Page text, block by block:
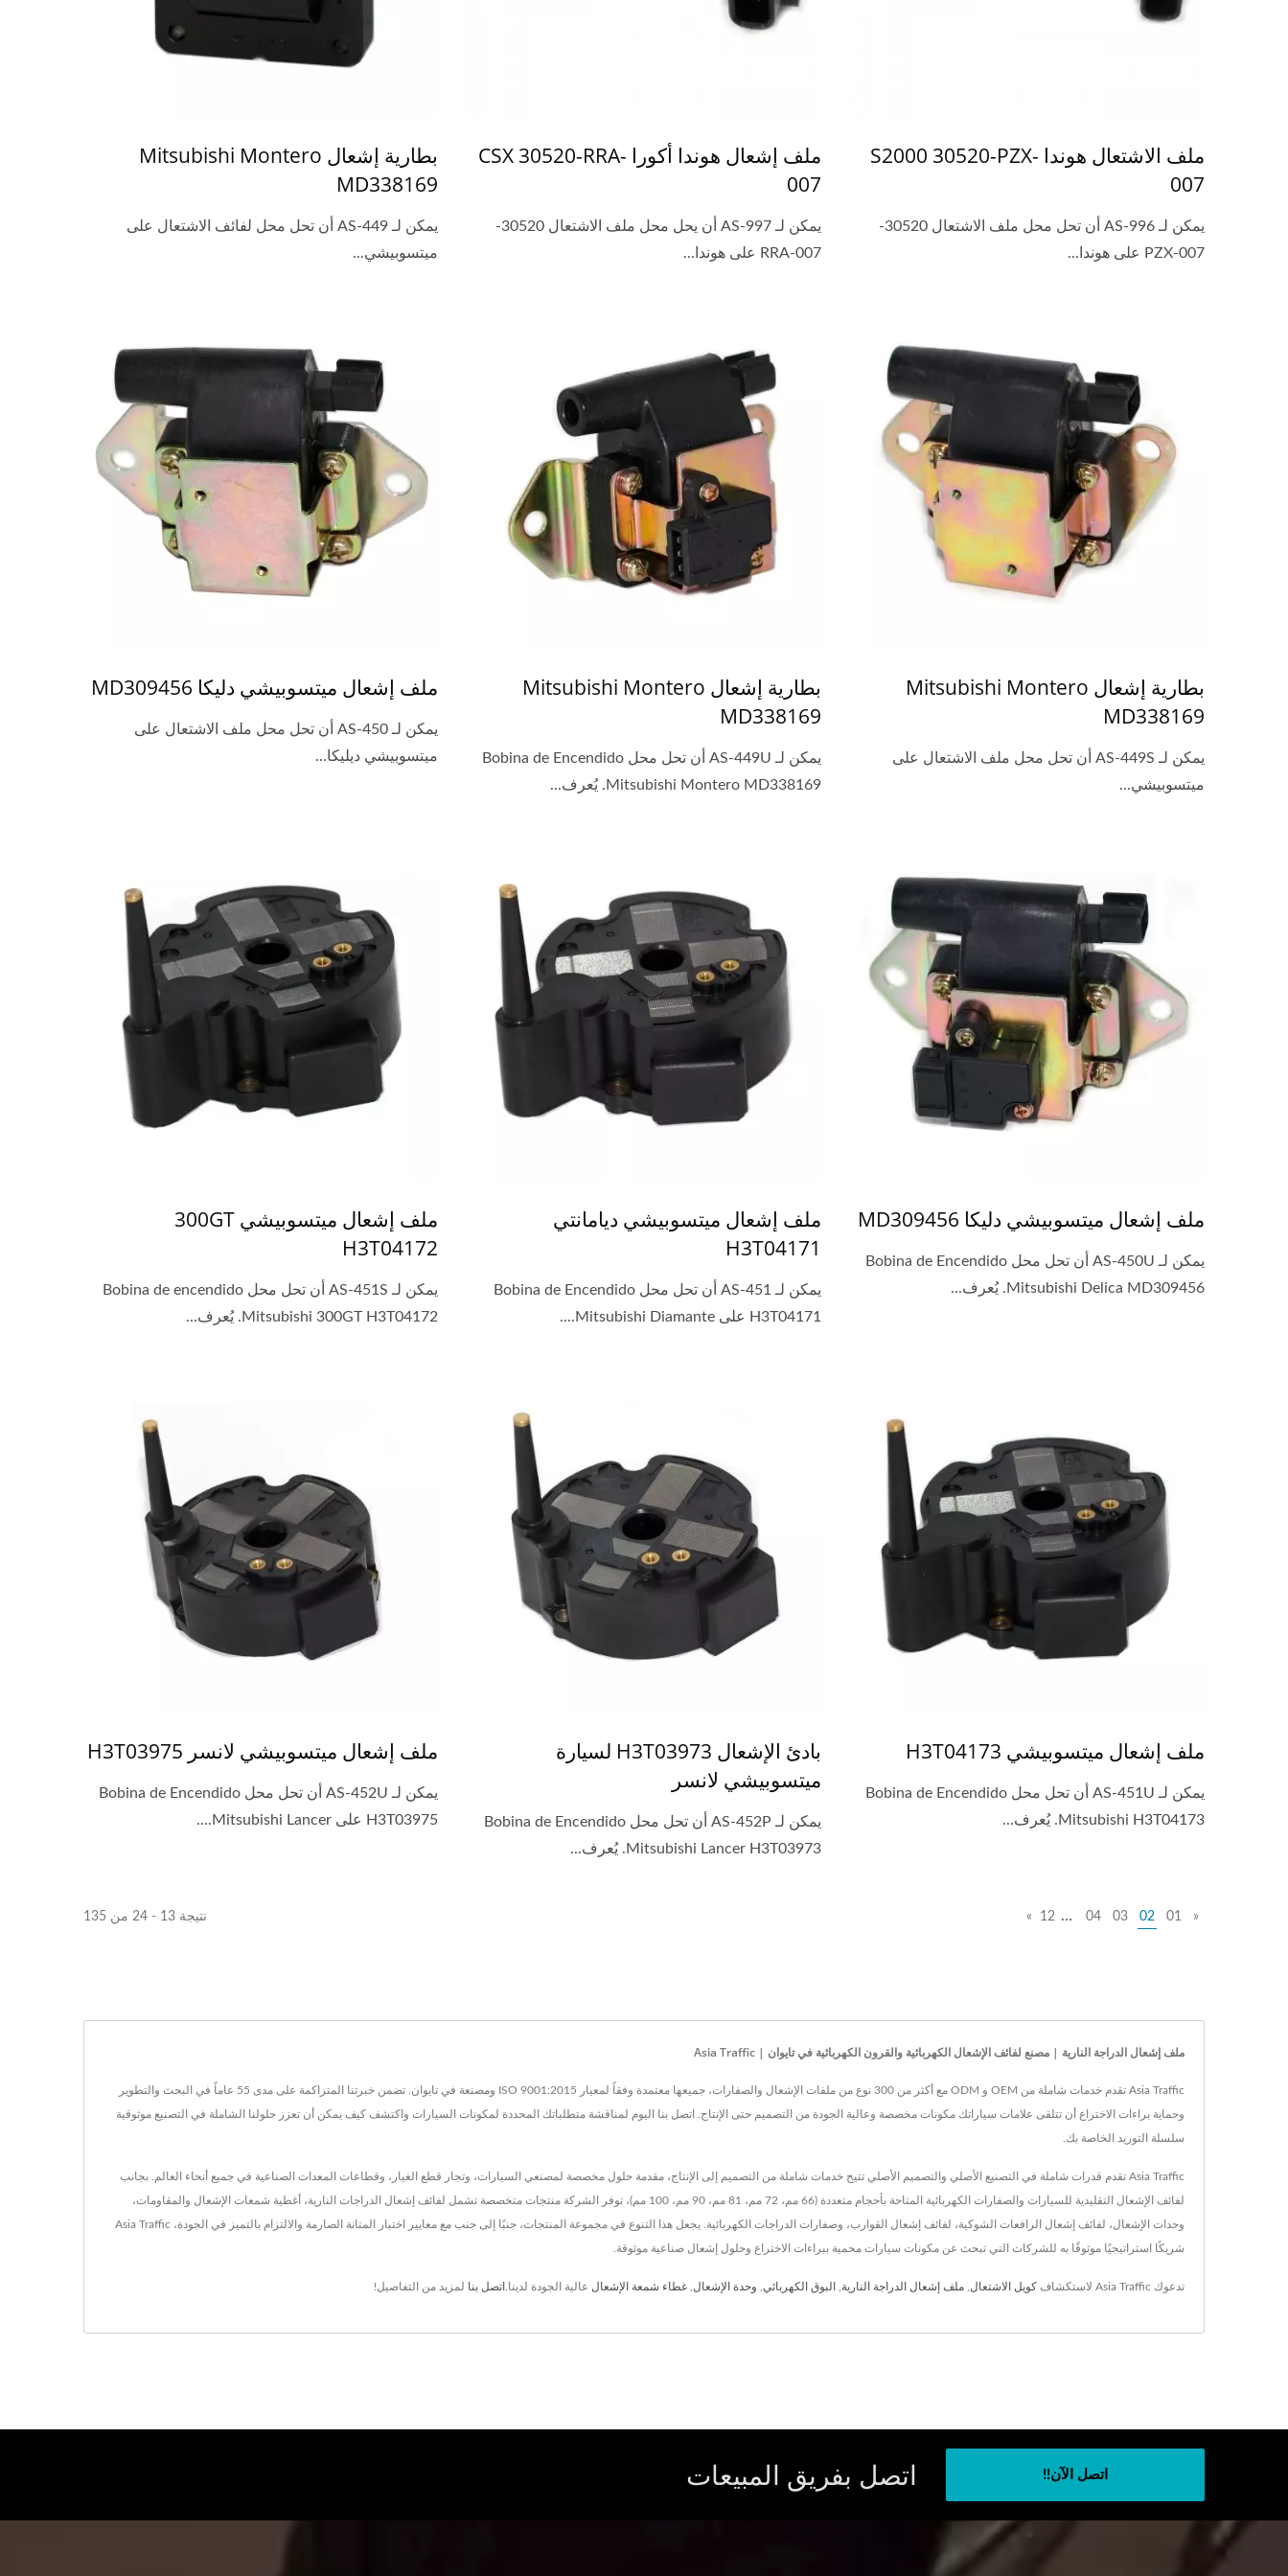
ملف الاشتعال هوندا S2000 30520-PZX-
007
يمكن لـ AS-996 أن تحل محل ملف الاشتعال 30520-
PZX-007 على هوندا...
ملف إشعال هوندا أكورا CSX 30520-RRA-
007
يمكن لـ AS-997 أن يحل محل ملف الاشتعال 30520-
RRA-007 على هوندا...
بطارية إشعال Mitsubishi Montero
MD338169
يمكن لـ AS-449 أن تحل محل لفائف الاشتعال على
ميتسوبيشي...
بطارية إشعال Mitsubishi Montero
MD338169
يمكن لـ AS-449S أن تحل محل ملف الاشتعال على
ميتسوبيشي...
بطارية إشعال Mitsubishi Montero
MD338169
يمكن لـ AS-449U أن تحل محل Bobina de Encendido
Mitsubishi Montero MD338169. يُعرف...
ملف إشعال ميتسوبيشي دليكا MD309456
يمكن لـ AS-450 أن تحل محل ملف الاشتعال على
ميتسوبيشي ديليكا...
ملف إشعال ميتسوبيشي دليكا MD309456
يمكن لـ AS-450U أن تحل محل Bobina de Encendido
Mitsubishi Delica MD309456. يُعرف...
ملف إشعال ميتسوبيشي ديامانتي
H3T04171
يمكن لـ AS-451 أن تحل محل Bobina de Encendido
H3T04171 على Mitsubishi Diamante....
ملف إشعال ميتسوبيشي 300GT
H3T04172
يمكن لـ AS-451S أن تحل محل Bobina de encendido
Mitsubishi 300GT H3T04172. يُعرف...
ملف إشعال ميتسوبيشي H3T04173
يمكن لـ AS-451U أن تحل محل Bobina de Encendido
Mitsubishi H3T04173. يُعرف...
بادئ الإشعال H3T03973 لسيارة
ميتسوبيشي لانسر
يمكن لـ AS-452P أن تحل محل Bobina de Encendido
Mitsubishi Lancer H3T03973. يُعرف...
ملف إشعال ميتسوبيشي لانسر H3T03975
يمكن لـ AS-452U أن تحل محل Bobina de Encendido
H3T03975 على Mitsubishi Lancer....
نتيجة 13 - 24 من 135 «
01
02
03
04
…
12
»
ملف إشعال الدراجة النارية | مصنع لفائف الإشعال الكهربائية والقرون الكهربائية في تايوان | Asia Traffic
Asia Traffic تقدم خدمات شاملة من OEM و ODM مع أكثر من 300 نوع من ملفات الإشعال والصفارات، جميعها معتمدة وفقاً لمعيار ISO 9001:2015 ومصنعة في تايوان. تضمن خبرتنا المتراكمة على مدى 55 عاماً في البحث والتطوير
وحماية براءات الاختراع أن تتلقى علامات سياراتك مكونات مخصصة وعالية الجودة من التصميم حتى الإنتاج. اتصل بنا اليوم لمناقشة متطلباتك المحددة لمكونات السيارات واكتشف كيف يمكن أن تعزز حلولنا الشاملة في التصنيع موثوقية
سلسلة التوريد الخاصة بك.
Asia Traffic تقدم قدرات شاملة في التصنيع الأصلي والتصميم الأصلي تتيح خدمات شاملة من التصميم إلى الإنتاج، مقدمة حلول مخصصة لمصنعي السيارات، وتجار قطع الغيار، وقطاعات المعدات الصناعية في جميع أنحاء العالم. بجانب
لفائف الإشعال التقليدية للسيارات والصفارات الكهربائية المتاحة بأحجام متعددة (66 مم، 72 مم، 81 مم، 90 مم، 100 مم)، توفر الشركة منتجات متخصصة تشمل لفائف إشعال الدراجات النارية، أغطية شمعات الإشعال والمقاومات،
وحدات الإشعال، لفائف إشعال الرافعات الشوكية، لفائف إشعال القوارب، وصفارات الدراجات الكهربائية. يجعل هذا التنوع في مجموعة المنتجات، جنبًا إلى جنب مع معايير اختبار المتانة الصارمة والالتزام بالتميز في الجودة، Asia Traffic
شريكًا استراتيجيًا موثوقًا به للشركات التي تبحث عن مكونات سيارات محمية ببراءات الاختراع وحلول إشعال صناعية موثوقة.
تدعوك Asia Traffic لاستكشاف كويل الاشتعال ملف إشعال الدراجة النارية البوق الكهربائي وحدة الإشعال غطاء شمعة الإشعال عالية الجودة لدينا. اتصل بنا لمزيد من التفاصيل!
اتصل بفريق المبيعات اتصل الآن!!